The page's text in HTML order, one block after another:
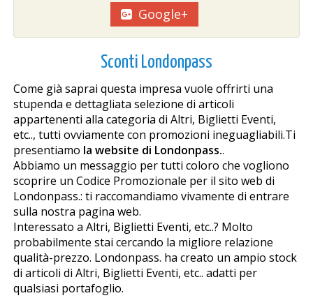
Google+
Sconti Londonpass
Come già saprai questa impresa vuole offrirti una
stupenda e dettagliata selezione di articoli
appartenenti alla categoria di Altri, Biglietti Eventi,
etc.., tutti ovviamente con promozioni ineguagliabili.Ti
presentiamo la website di Londonpass..
Abbiamo un messaggio per tutti coloro che vogliono
scoprire un Codice Promozionale per il sito web di
Londonpass.: ti raccomandiamo vivamente di entrare
sulla nostra pagina web.
Interessato a Altri, Biglietti Eventi, etc..? Molto
probabilmente stai cercando la migliore relazione
qualità-prezzo. Londonpass. ha creato un ampio stock
di articoli di Altri, Biglietti Eventi, etc.. adatti per
qualsiasi portafoglio.